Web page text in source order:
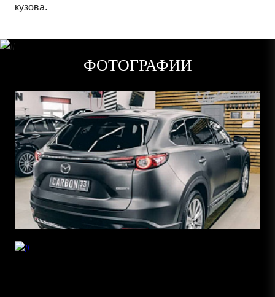
кузова.
ФОТОГРАФИИ